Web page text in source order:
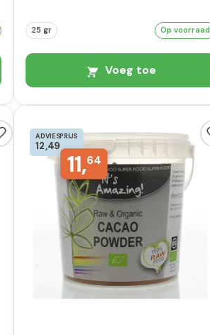
25 gr Op voorraad
Voeg toe
ADVIESPRIJS
12,49
11,64